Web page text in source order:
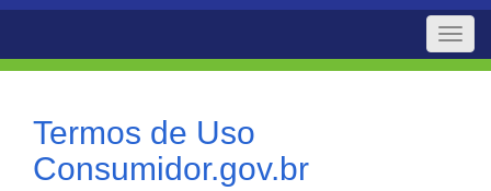
Toggle
Termos de Uso
Consumidor.gov.br